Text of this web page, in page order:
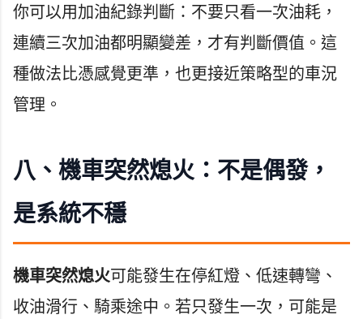
你可以用加油紀錄判斷：不要只看一次油耗，
連續三次加油都明顯變差，才有判斷價值。這
種做法比憑感覺更準，也更接近策略型的車況
管理。
八、機車突然熄火：不是偶發，
是系統不穩
機車突然熄火可能發生在停紅燈、低速轉彎、
收油滑行、騎乘途中。若只發生一次，可能是